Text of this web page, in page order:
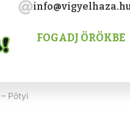
FOGADJ ÖRÖKBE
– Pötyi